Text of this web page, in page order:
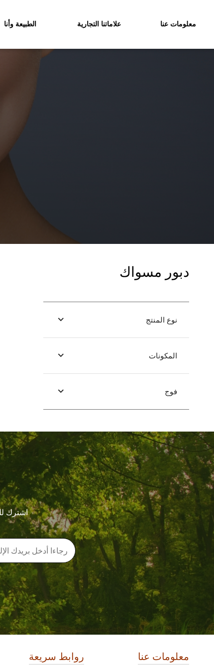
معلومات عنا علاماتنا التجارية الطبيعة وأنا
دبور مسواك
نوع المنتج
المكونات
فوج
اشترك
معلومات عنا روابط سريعة